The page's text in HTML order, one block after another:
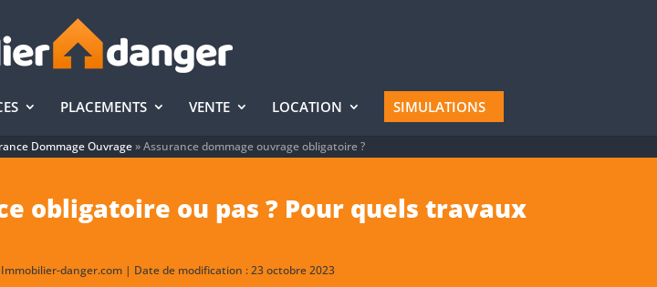
PLACEMENTS VENTE LOCATION SIMULATIONS
Dommage Ouvrage»Assurance dommage ouvrage obligatoire ?
obligatoire ou pas ? Pour quels travaux
danger.com | Date de modification : 23 octobre 2023